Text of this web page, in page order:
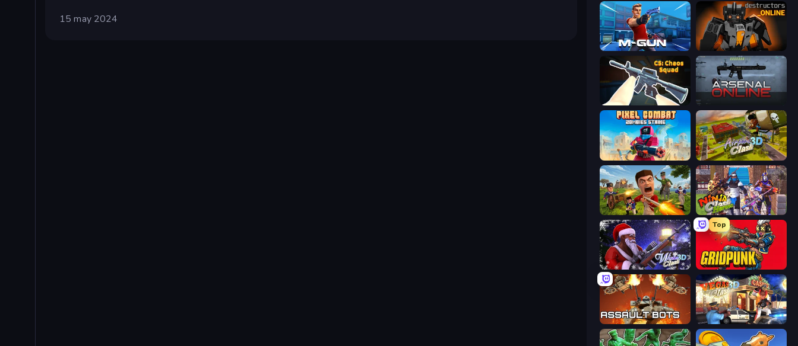
15 may 2024
Muscle Gun.IO Destructors Online
CS: Chaos Squad Arsenal Online
Pixel Combat: Zombies Strike Airport Clash 3D
Redcoats.io Ninja Clash Heroes
Winter Clash 3D
Top
Assault Bots Vegas Clash 3D